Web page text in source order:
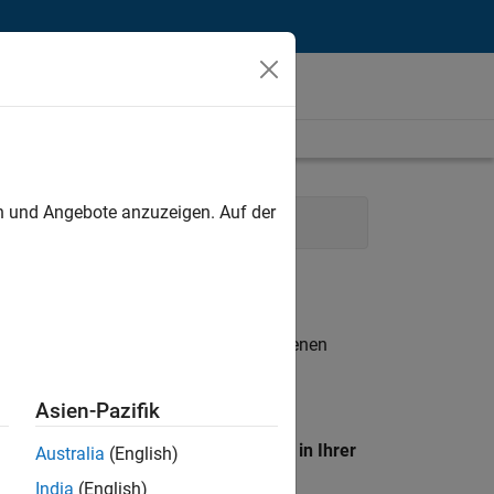
Team Human Resources
. Wenn Sie noch immer keine offenen
unseres
Standort, um alle Stellenangebote in Ihrer
Angebote anzuzeigen. Auf der
Asien-Pazifik
Australia (English)
India (English)